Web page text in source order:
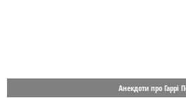
Анекдоти про Гаррі